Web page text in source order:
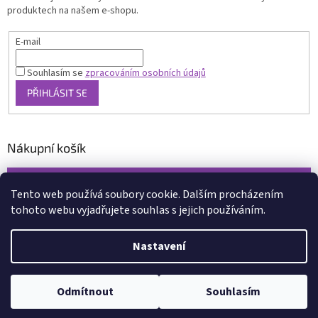
Tento web používá soubory cookie. Dalším procházením
tohoto webu vyjadřujete souhlas s jejich používáním.
Nastavení
Odmítnout Souhlasím
produktech na našem e-shopu.
E-mail
Souhlasím sezpracováním osobních údajů
PŘIHLÁSIT SE
Nákupní košík
Vytvořil Shoptet
Copyright 2026www.xcena.cz. Všechna práva vyhrazena.Upravit